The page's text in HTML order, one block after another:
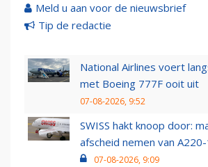
Meld u aan voor de nieuwsbrief
Tip de redactie
National Airlines voert
met Boeing 777F ooit uit
07-08-2026, 9:52
SWISS hakt knoop door:
afscheid nemen van
07-08-2026, 9:09